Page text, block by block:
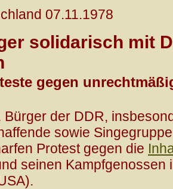
07.11.1978
solidarisch mit
gegen
Bürger der DDR,
sowie
Protest gegen die
seinen Kampfgenossen